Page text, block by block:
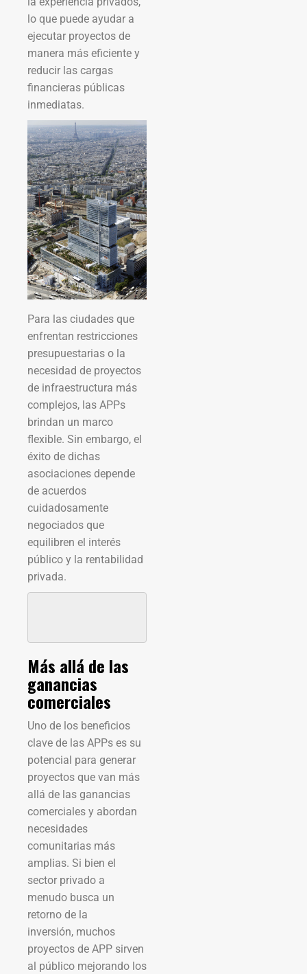
lo que puede ayudar a
ejecutar proyectos de
manera más eficiente y
reducir las cargas
financieras públicas
inmediatas.
Para las ciudades que
enfrentan restricciones
presupuestarias o la
necesidad de proyectos
de infraestructura más
complejos, las APPs
brindan un marco
flexible. Sin embargo, el
éxito de dichas
asociaciones depende
de acuerdos
cuidadosamente
negociados que
equilibren el interés
público y la rentabilidad
privada.
Más allá de las
ganancias
comerciales
Uno de los beneficios
clave de las APPs es su
potencial para generar
proyectos que van más
allá de las ganancias
comerciales y abordan
necesidades
comunitarias más
amplias. Si bien el
sector privado a
menudo busca un
retorno de la
inversión, muchos
proyectos de APP sirven
al público mejorando los